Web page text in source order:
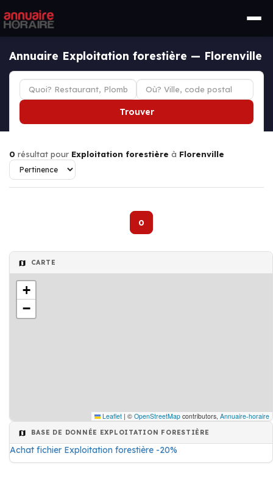
Annuaire Exploitation forestière — Florenville
Trouver
0 résultat pour Exploitation forestière à Florenville
0
CARTE
+
−
Leaflet | © OpenStreetMap contributors, Annuaire-horaire
BASE DE DONNÉE EXPLOITATION FORESTIÈRE
Achat fichier Exploitation forestière -20%